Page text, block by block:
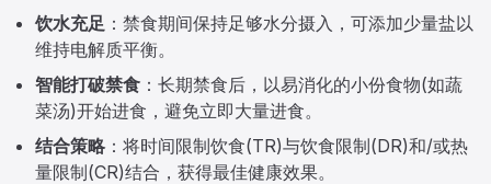
饮水充足 ：禁食期间保持足够水分摄入，可添加少量盐以
维持电解质平衡。
智能打破禁食 ：长期禁食后，以易消化的小份食物(如蔬
菜汤)开始进食，避免立即大量进食。
结合策略 ：将时间限制饮食(TR)与饮食限制(DR)和/或热
量限制(CR)结合，获得最佳健康效果。